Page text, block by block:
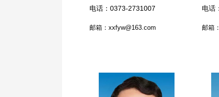
电话：0373-2731007
邮箱：xxfyw@163.com
电话
邮箱